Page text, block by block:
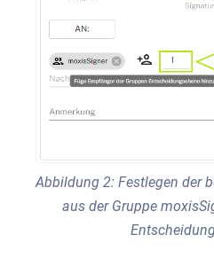
Abbildung 2: Festlegen der
aus der Gruppe